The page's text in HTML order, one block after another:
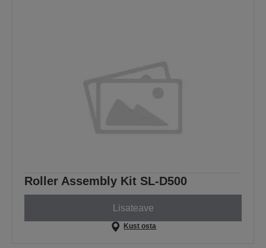
Roller Assembly Kit SL-D500
Lisateave
Kust osta